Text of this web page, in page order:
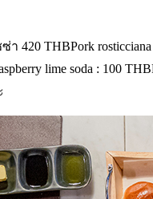
420 THBPork
lime soda : 100